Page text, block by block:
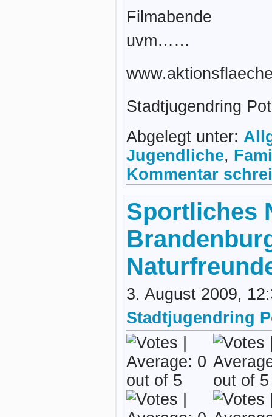
Filmabende
uvm……
Stadtjugendring
Abgelegt unter:
Jugendliche,
Kommentar
Sportliches
3. August 2009,
Stadtjugendring